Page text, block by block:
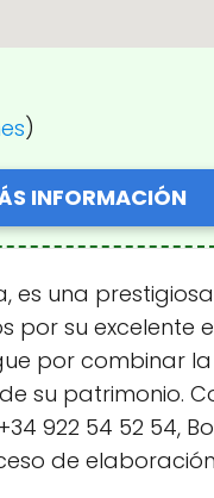
)
INFORMACIÓN
es una
por su excelente
por combinar
su patrimonio.
922 54 52 54,
de